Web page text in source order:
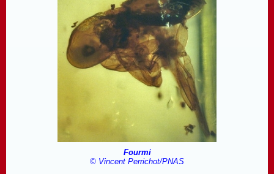
Fourmi
© Vincent Perrichot/PNAS